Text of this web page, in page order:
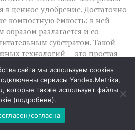
в ценное удобрение. Достаточно
компостную ёмкость: в ней
образом разлагается и со
субстратом. Такой
технологий — это простая
и даёт дачникам бесплатный
защита почвы
сайта мы используем cookies
сервисы Yandex.Metrika,
которые также использует файлы
(подробнее).
согласна